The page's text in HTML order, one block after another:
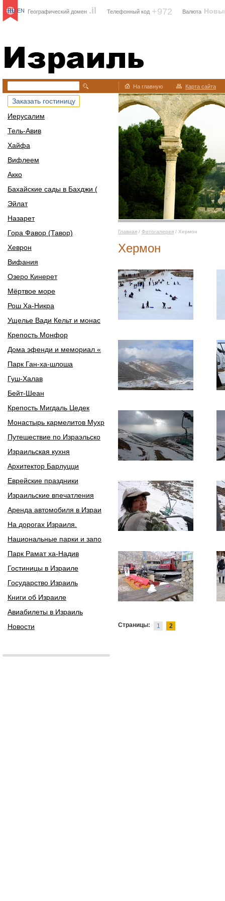
Израиль
Географический домен .il Телефонный код +972 Валюта
RU EN
На главную Карта сайта
Заказать гостиницу
Иерусалим
Тель-Авив
Хайфа
Вифлеем
Акко
Бахайские сады в Бахджи (
Эйлат
Назарет
Гора Фавор (Тавор)
Хеврон
Вифания
Озеро Кинерет
Мёртвое море
Рош Ха-Никра
Ущелье Вади Кельт и монас
Крепость Монфор
Дома эфенди и мемориал «
Парк Ган-ха-шлоша
Гуш-Халав
Бейт-Шеан
Крепость Мигдаль Цедек
Монастырь кармелитов Мухр
Путешествие по Израэльско
Израильская кухня
Архитектор Барлуцци
Еврейские праздники
Израильские впечатления
Аренда автомобиля в Израи
На дорогах Израиля.
Национальные парки и запо
Парк Рамат ха-Надив
Гостиницы в Израиле
Государство Израиль
Книги об Израиле
Авиабилеты в Израиль
Новости
Главная / Фотогалерея / Хермон
Хермон
Страницы: 1 2